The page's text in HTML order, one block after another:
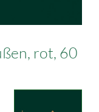
rot, 60